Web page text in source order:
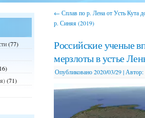
← Сплав по р. Лена от Усть Кута
р. Синяя (2019)
Российские ученые
мерзлоты в устье
Опубликовано2020/03/29| Автор:
(77)
(71)